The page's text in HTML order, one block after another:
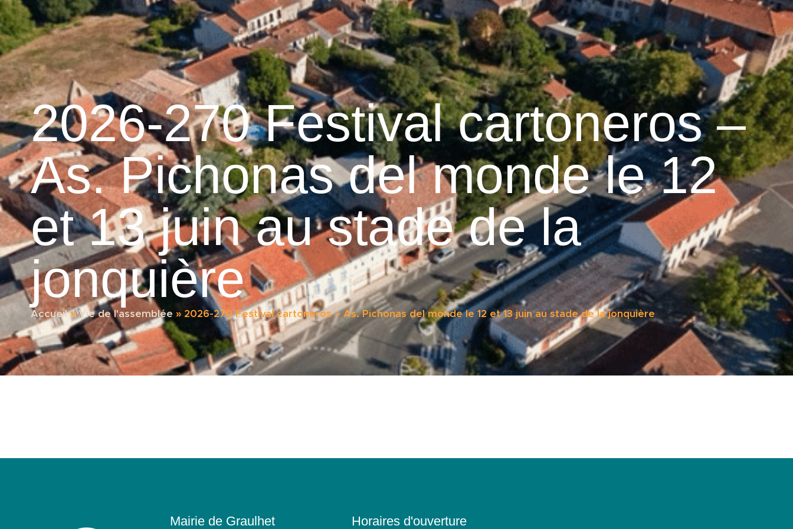
principal
Graulhet et le cuir Accueil Découvrir Graulhet Vie municipale Graulhet au quotidien Services pratiques 31 °C
2026-270 Festival cartoneros –
As. Pichonas del monde le 12
et 13 juin au stade de la
jonquière
Accueil»Vie de l'assemblée » 2026-270 Festival cartoneros – As. Pichonas del monde le 12 et 13 juin au stade de la jonquière
Mairie de Graulhet Horaires d'ouverture